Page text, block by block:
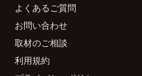
よくあるご質問
お問い合わせ
取材のご相談
利用規約